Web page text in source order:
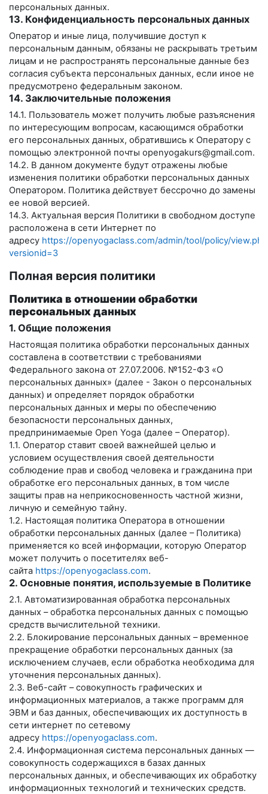
персональных данных.
13. Конфиденциальность персональных данных
Оператор и иные лица, получившие доступ к
персональным данным, обязаны не раскрывать третьим
лицам и не распространять персональные данные без
согласия субъекта персональных данных, если иное не
предусмотрено федеральным законом.
14. Заключительные положения
14.1. Пользователь может получить любые разъяснения
по интересующим вопросам, касающимся обработки
его персональных данных, обратившись к Оператору с
помощью электронной почты openyogakurs@gmail.com.
14.2. В данном документе будут отражены любые
изменения политики обработки персональных данных
Оператором. Политика действует бессрочно до замены
ее новой версией.
14.3. Актуальная версия Политики в свободном доступе
расположена в сети Интернет по
адресу https://openyogaclass.com/admin/tool/policy/
versionid=3
Полная версия политики
Политика в отношении обработки
персональных данных
1. Общие положения
Настоящая политика обработки персональных данных
составлена в соответствии с требованиями
Федерального закона от 27.07.2006. №152-ФЗ «О
персональных данных» (далее - Закон о персональных
данных) и определяет порядок обработки
персональных данных и меры по обеспечению
безопасности персональных данных,
предпринимаемые Open Yoga (далее – Оператор).
1.1. Оператор ставит своей важнейшей целью и
условием осуществления своей деятельности
соблюдение прав и свобод человека и гражданина при
обработке его персональных данных, в том числе
защиты прав на неприкосновенность частной жизни,
личную и семейную тайну.
1.2. Настоящая политика Оператора в отношении
обработки персональных данных (далее – Политика)
применяется ко всей информации, которую Оператор
может получить о посетителях веб-
сайта https://openyogaclass.com.
2. Основные понятия, используемые в Политике
2.1. Автоматизированная обработка персональных
данных – обработка персональных данных с помощью
средств вычислительной техники.
2.2. Блокирование персональных данных – временное
прекращение обработки персональных данных (за
исключением случаев, если обработка необходима для
уточнения персональных данных).
2.3. Веб-сайт – совокупность графических и
информационных материалов, а также программ для
ЭВМ и баз данных, обеспечивающих их доступность в
сети интернет по сетевому
адресу https://openyogaclass.com.
2.4. Информационная система персональных данных —
совокупность содержащихся в базах данных
персональных данных, и обеспечивающих их обработку
информационных технологий и технических средств.